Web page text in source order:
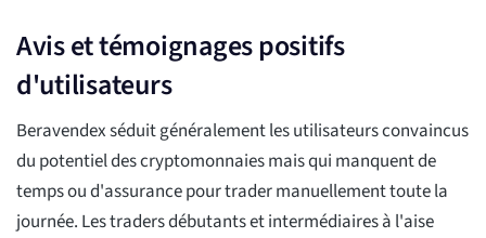
Avis et témoignages positifs
d'utilisateurs
Beravendex séduit généralement les utilisateurs convaincus
du potentiel des cryptomonnaies mais qui manquent de
temps ou d'assurance pour trader manuellement toute la
journée. Les traders débutants et intermédiaires à l'aise